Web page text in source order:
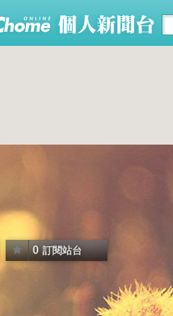
0 訂閱站台